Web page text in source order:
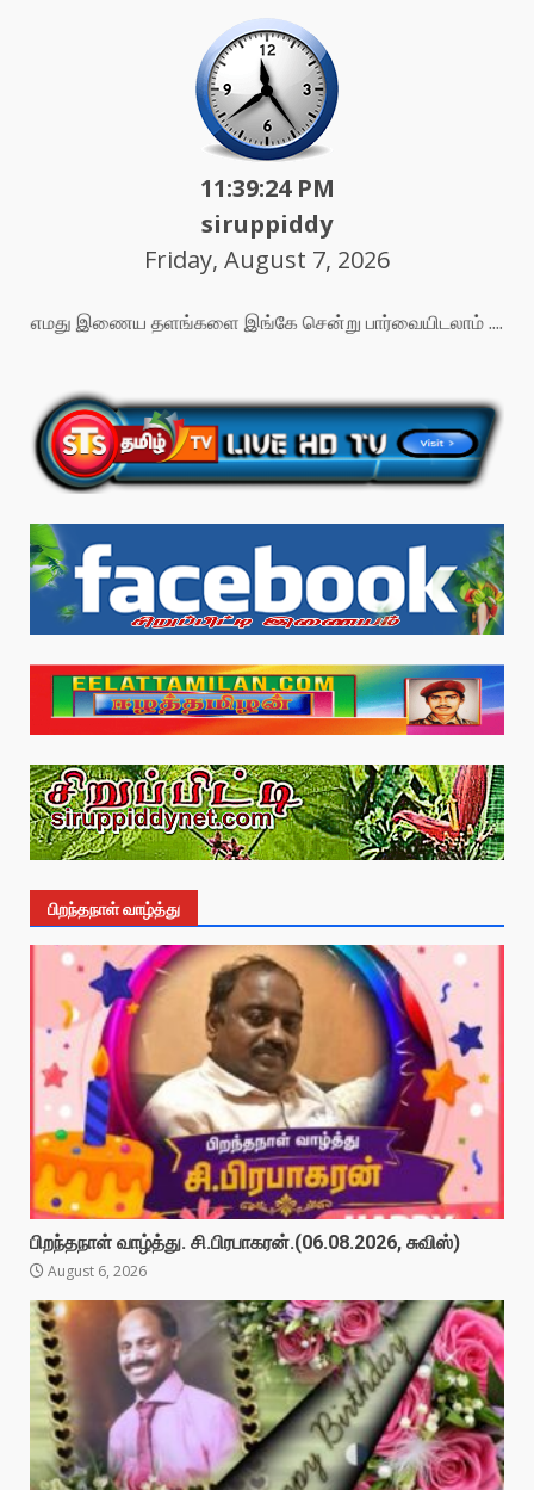
11:39:26 PM
siruppiddy
Friday, August 7, 2026
எமது இணைய தளங்களை இங்கே சென்று பார்வையிடலாம் ....
பிறந்தநாள் வாழ்த்து
பிறந்தநாள் வாழ்த்து. சி.பிரபாகரன்.(06.08.2026, சுவிஸ்)
August 6, 2026